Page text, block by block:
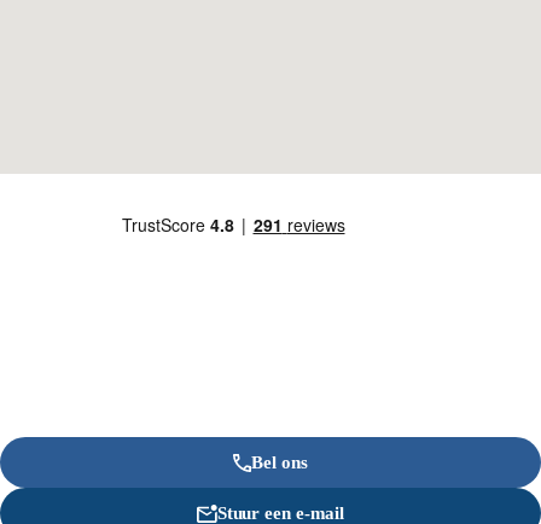
Bel ons
Stuur een e-mail